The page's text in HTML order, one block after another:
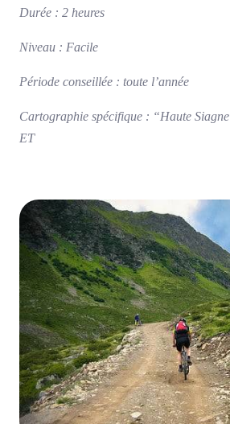
Durée : 2 heures
Niveau : Facile
Période conseillée : toute l’année
Cartographie spécifique : “Haute
ET